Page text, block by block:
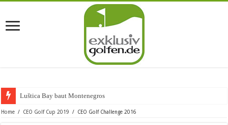
Luštica Bay baut Montenegros erste G
Home / CEO Golf Cup 2019 / CEO Golf Challenge 2016